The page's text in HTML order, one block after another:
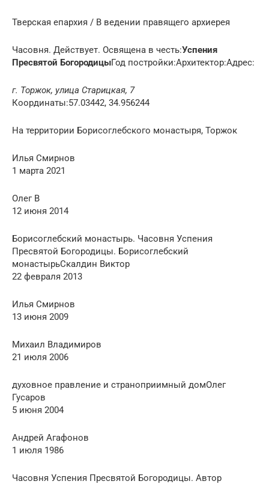
Тверская епархия / В ведении правящего архиерея
Часовня. Действует. Освящена в честь:Успения
Пресвятой БогородицыГод постройки:Архитектор:Адрес:
г. Торжок, улица Старицкая, 7
Координаты:57.03442, 34.956244
На территории Борисоглебского монастыря, Торжок
Илья Смирнов
1 марта 2021
Олег В
12 июня 2014
Борисоглебский монастырь. Часовня Успения
Пресвятой Богородицы. Борисоглебский
монастырьСкалдин Виктор
22 февраля 2013
Илья Смирнов
13 июня 2009
Михаил Владимиров
21 июля 2006
духовное правление и страноприимный домОлег
Гусаров
5 июня 2004
Андрей Агафонов
1 июля 1986
Часовня Успения Пресвятой Богородицы. Автор